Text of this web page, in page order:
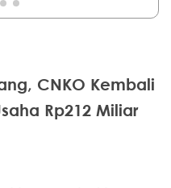
CNKO Kembali
Rp212 Miliar